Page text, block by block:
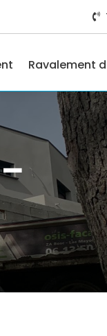

Ravalement